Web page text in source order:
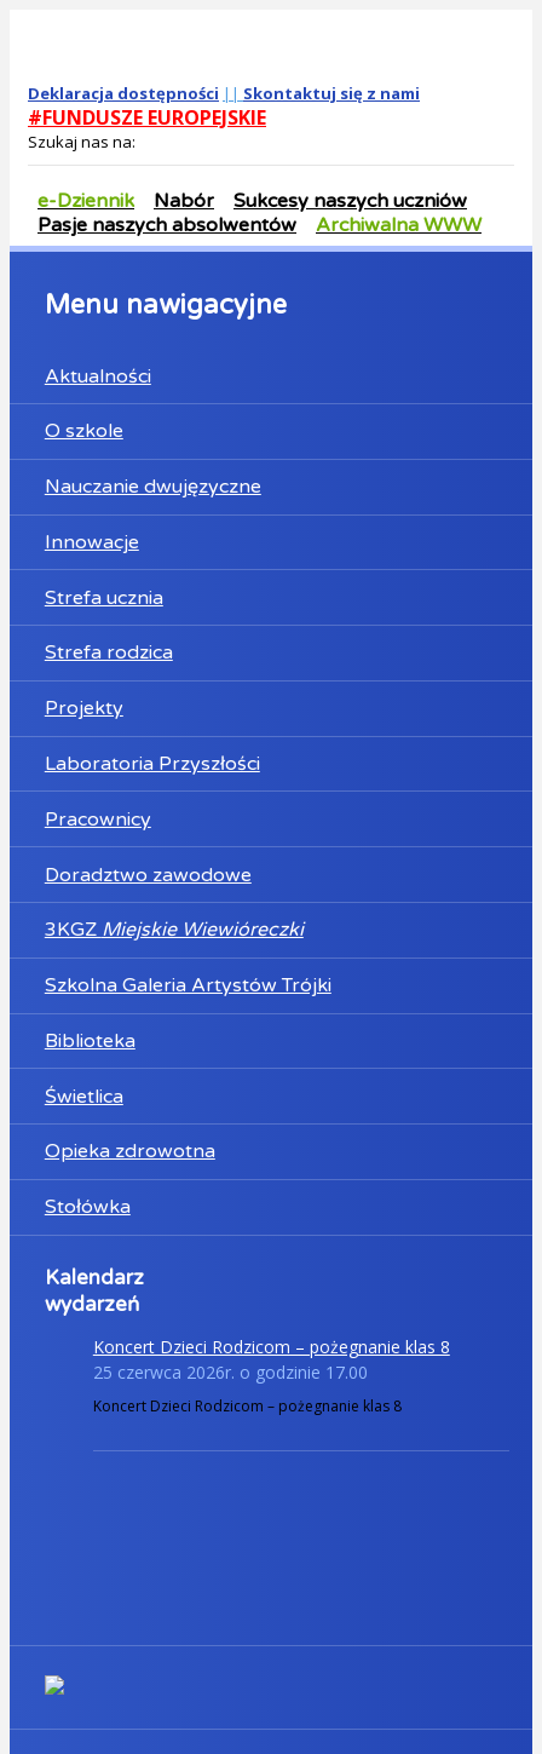
Deklaracja dostępności || Skontaktuj się z nami
#FUNDUSZE EUROPEJSKIE
Szukaj nas na:
e-Dziennik Nabór
Sukcesy naszych uczniów
Pasje naszych absolwentów
Archiwalna WWW
Menu nawigacyjne
Aktualności
O szkole
Nauczanie dwujęzyczne
Innowacje
Strefa ucznia
Strefa rodzica
Projekty
Laboratoria Przyszłości
Pracownicy
Doradztwo zawodowe
3KGZ Miejskie Wiewióreczki
Szkolna Galeria Artystów Trójki
Biblioteka
Świetlica
Opieka zdrowotna
Stołówka
Kalendarz
wydarzeń
Koncert Dzieci Rodzicom – pożegnanie klas 8
25 czerwca 2026r. o godzinie 17.00
Koncert Dzieci Rodzicom – pożegnanie klas 8